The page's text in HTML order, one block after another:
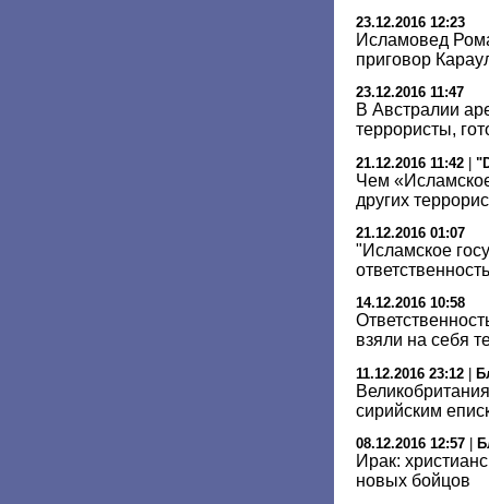
23.12.2016 12:23
Исламовед
приговор
23.12.2016 11:47
В Австралии
террористы,
21.12.2016 11:42 |
Чем
других
21.12.2016 01:07
"Исламское
14.12.2016 10:58
взяли на себя
11.12.2016 23:12 |
сирийским
08.12.2016 12:57
Ирак:
новых бойцов